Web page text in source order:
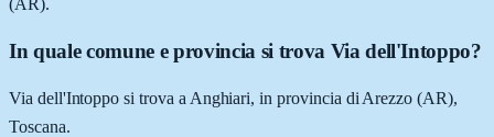
(AR).
In quale comune e provincia si trova Via dell'Intoppo?
Via dell'Intoppo si trova a Anghiari, in provincia di Arezzo (AR),
Toscana.